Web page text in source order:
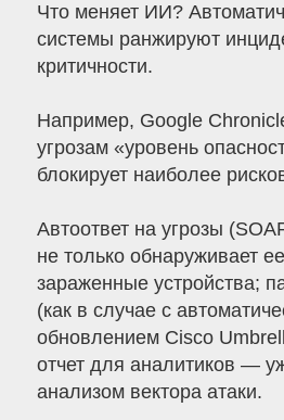
Что меняет ИИ?
системы ранжируют
критичности.
Например, Google
угрозам «уровень
блокирует наиболее
Автоответ на угрозы
не только обнаруживает
зараженные устройства;
(как в случае с
обновлением Cisco
отчет для аналитиков —
анализом вектора атаки.